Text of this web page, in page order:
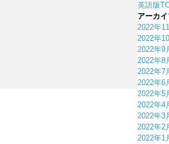
英語版
アーカ
2022年
2022年
2022年9
2022年8
2022年7
2022年6
2022年5
2022年4
2022年3
2022年2
2022年1